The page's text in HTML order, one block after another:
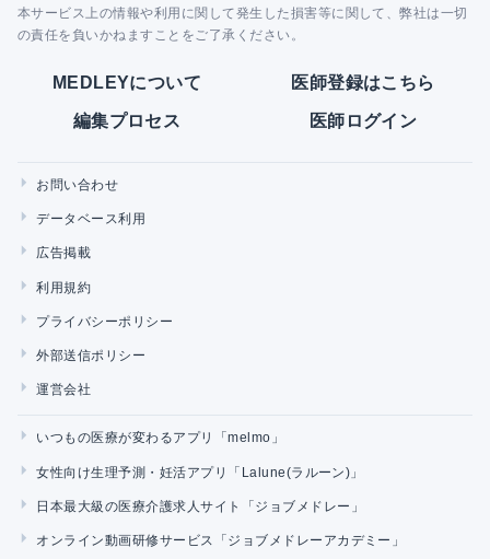
本サービス上の情報や利用に関して発生した損害等に関して、弊社は一切
の責任を負いかねますことをご了承ください。
MEDLEYについて 医師登録はこちら
編集プロセス 医師ログイン
お問い合わせ
データベース利用
広告掲載
利用規約
プライバシーポリシー
外部送信ポリシー
運営会社
いつもの医療が変わるアプリ「melmo」
女性向け生理予測・妊活アプリ「Lalune(ラルーン)」
日本最大級の医療介護求人サイト「ジョブメドレー」
オンライン動画研修サービス「ジョブメドレーアカデミー」